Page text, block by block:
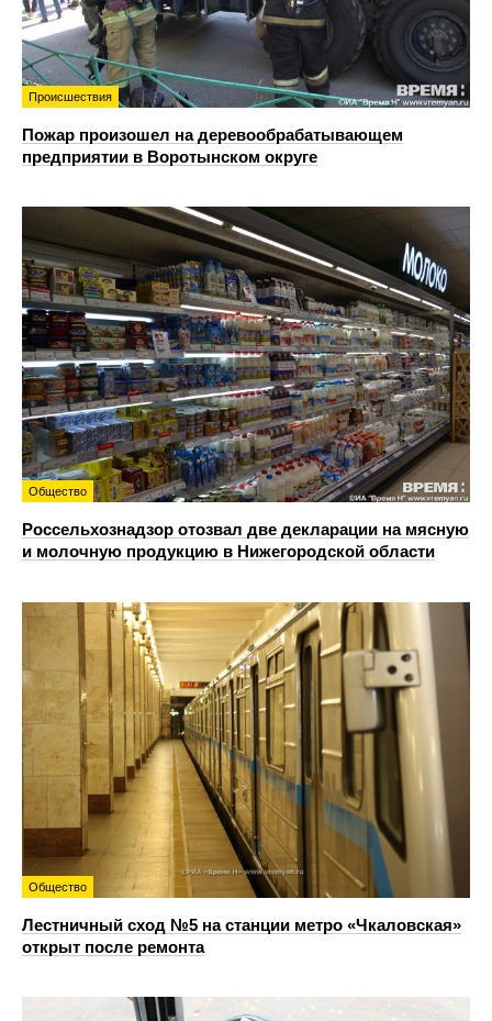
Происшествия
Пожар произошел на деревообрабатывающем
предприятии в Воротынском округе
Общество
Россельхознадзор отозвал две декларации на мясную
и молочную продукцию в Нижегородской области
Общество
Лестничный сход №5 на станции метро «Чкаловская»
открыт после ремонта